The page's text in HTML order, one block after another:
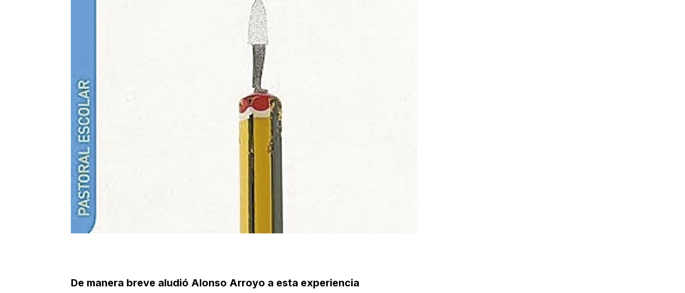
De manera breve aludió Alonso Arroyo a esta experiencia